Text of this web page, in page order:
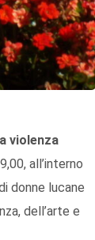
violenza
all’interno
donne lucane
dell’arte e